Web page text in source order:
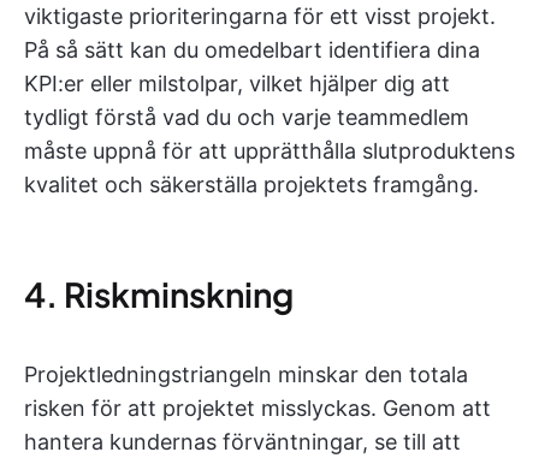
viktigaste prioriteringarna för ett visst projekt.
På så sätt kan du omedelbart identifiera dina
KPI:er eller milstolpar, vilket hjälper dig att
tydligt förstå vad du och varje teammedlem
måste uppnå för att upprätthålla slutproduktens
kvalitet och säkerställa projektets framgång.
4. Riskminskning
Projektledningstriangeln minskar den totala
risken för att projektet misslyckas. Genom att
hantera kundernas förväntningar, se till att